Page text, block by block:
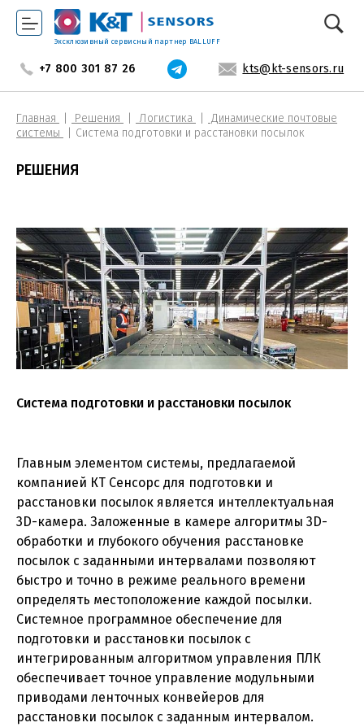
Эксклюзивный сервисный партнер BALLUFF
+7 800 301 87 26 kts@kt-sensors.ru
Главная Решения Логистика
Динамические почтовые
системы
Система подготовки и расстановки посылок
РЕШЕНИЯ
Система подготовки и расстановки посылок
Главным элементом системы, предлагаемой
компанией КТ Сенсорс для подготовки и
расстановки посылок является интеллектуальная
3D-камера. Заложенные в камере алгоритмы 3D-
обработки и глубокого обучения расстановке
посылок с заданными интервалами позволяют
быстро и точно в режиме реального времени
определять местоположение каждой посылки.
Системное программное обеспечение для
подготовки и расстановки посылок с
интегрированным алгоритмом управления ПЛК
обеспечивает точное управление модульными
приводами ленточных конвейеров для
расстановки посылок с заданным интервалом.